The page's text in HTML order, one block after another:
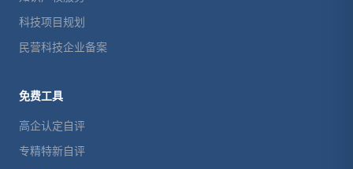
科技项目规划
民营科技企业备案
免费工具
高企认定自评
专精特新自评